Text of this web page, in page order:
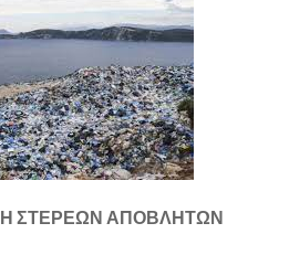
ΣΤΕΡΕΩΝ ΑΠΟΒΛΗΤΩΝ